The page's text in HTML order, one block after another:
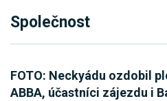
Společnost
FOTO: Neckyádu ozdobil
ABBA, účastníci zájezdu i